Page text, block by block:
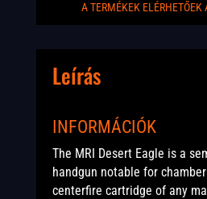
A TERMÉKEK ELÉRHETŐEK
Leírás
INFORMÁCIÓK
The MRI Desert Eagle is a
handgun notable for
centerfire cartridge of any